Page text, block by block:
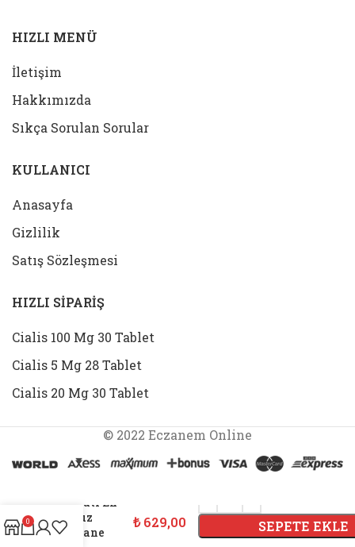
HIZLI MENÜ
İletişim
Hakkımızda
Sıkça Sorulan Sorular
KULLANICI
Anasayfa
Gizlilik
Satış Sözleşmesi
HIZLI SİPARİŞ
Cialis 100 Mg 30 Tablet
Cialis 5 Mg 28 Tablet
Cialis 20 Mg 30 Tablet
© 2022 Eczanem Online
Silfect 100
Fiyatı En
Ucuz
Eczane
₺629,00
SEPETE EKLE
0